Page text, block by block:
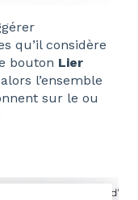
qu’il considère
bouton Lier
l’ensemble
sur le ou